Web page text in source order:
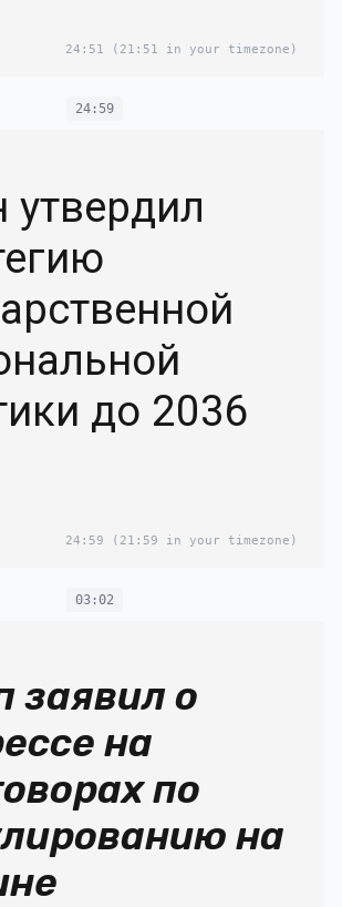
24:51 (21:51 in your timezone)
24:59
утвердил
до 2036
24:59 (21:59 in your timezone)
03:02
заявил о
на
по
на